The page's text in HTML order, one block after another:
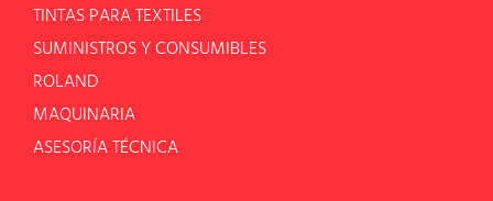
TINTAS PARA TEXTILES
SUMINISTROS Y CONSUMIBLES
ROLAND
MAQUINARIA
ASESORÍA TÉCNICA